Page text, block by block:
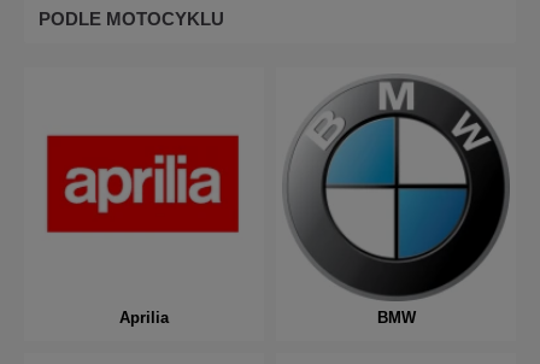
PODLE MOTOCYKLU
Aprilia BMW